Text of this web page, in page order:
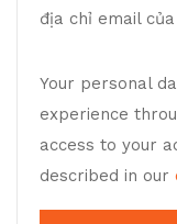
địa chỉ email
Your personal
experience
access to your
described in our